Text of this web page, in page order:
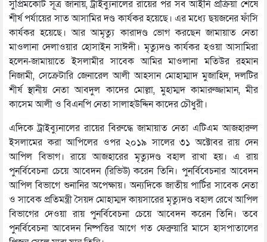
সুপ্রিমকোর্ট সূত্র জানায়, ট্রাইব্যুনালের রায়ের পর সব আইনি প্রক্রিয়া শেষে
শীর্ষ পর্যায়ের সাত আসামির দণ্ড কার্যকর হয়েছে। এর মধ্যে ছয়জনের ফাঁসি
কার্যকর হয়েছে। আর আমৃত্যু কারাদণ্ড ভোগ করছেন জামায়াত নেতা
মাওলানা দেলাওয়ার হোসাইন সাঈদী। মৃত্যুদণ্ড কার্যকর হওয়া আসামিরা
হলেন-জামায়াতে ইসলামীর সাবেক আমির মাওলানা মতিউর রহমান
নিজামী, সেক্রেটারি জেনারেল আলী আহসান মোহাম্মাদ মুজাহিদ, দলটির
শীর্ষ স্থানীয় নেতা আবদুল কাদের মোল্লা, মুহাম্মদ কামারুজ্জামান, মীর
কাসেম আলী ও বিএনপি নেতা সালাহউদ্দিন কাদের চৌধুরী।
এদিকে ট্রাইব্যুনালের রায়ের বিরুদ্ধে জামায়াত নেতা এটিএম আজহারুল
ইসলামের করা আপিলের ওপর ২০১৯ সালের ৩১ অক্টোবর রায় দেন
আপিল বিভাগ। রায়ে আজহারের মৃত্যুদণ্ড বহাল রাখা হয়। এ রায়
পুনর্বিবেচনা চেয়ে আবেদন (রিভিউ) করেন তিনি। পুনর্বিবেচনার আবেদন
আপিল বিভাগে শুনানির অপেক্ষায়। অন্যদিকে জাতীয় পার্টির সাবেক নেতা
ও সাবেক প্রতিমন্ত্রী সৈয়দ মোহাম্মদ কায়সারের মৃত্যুদণ্ড বহাল রেখে আপিল
বিভাগের দেওয়া রায় পুনর্বিবেচনা চেয়ে আবেদন করেন তিনি। তবে
পুনর্বিবেচনা আবেদন নিষ্পত্তির আগে গত ফেব্রুয়ারি মাসে হাসপাতালের